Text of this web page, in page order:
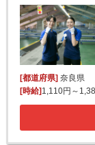
[都道府県] 奈良県
[時給] 1,110円～